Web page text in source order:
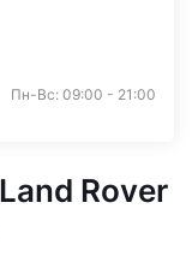
Пн-Вс: 09:00 - 21:00
Rover